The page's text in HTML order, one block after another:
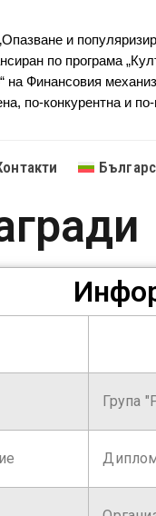
и
по програма
на Финансовия
по-конкурентна и
Група